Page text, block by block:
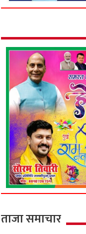
ताजा समाचार